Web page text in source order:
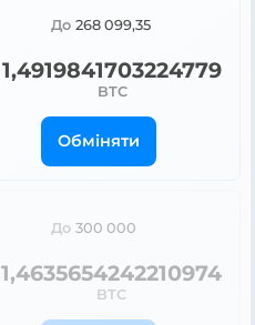
До 268 099,35
1,4919841703224779
BTC
Обміняти
До 300 000
1,4635654242210974
BTC